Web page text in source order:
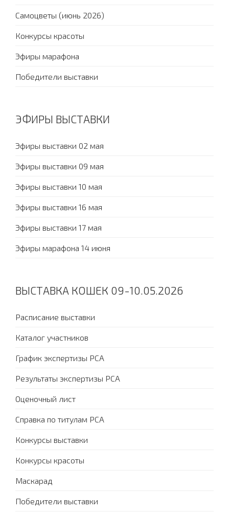
Самоцветы (июнь 2026)
Конкурсы красоты
Эфиры марафона
Победители выставки
ЭФИРЫ ВЫСТАВКИ
Эфиры выставки 02 мая
Эфиры выставки 09 мая
Эфиры выставки 10 мая
Эфиры выставки 16 мая
Эфиры выставки 17 мая
Эфиры марафона 14 июня
ВЫСТАВКА КОШЕК 09-10.05.2026
Расписание выставки
Каталог участников
График экспертизы PCA
Результаты экспертизы PCA
Оценочный лист
Справка по титулам PCA
Конкурсы выставки
Конкурсы красоты
Маскарад
Победители выставки